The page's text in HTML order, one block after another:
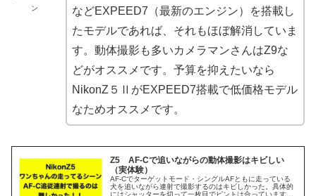
ン
などEXPEED7（最新のエンジン）を搭載し
たモデルであれば、それもほぼ解消していま
す。動体撮影も多いカメラマンさんはZ9な
どがオススメです。予算を抑えたいなら
NikonZ５ⅡがEXPEED7搭載で低価格モデル
なためオススメです。
Z5 AF-Cで追いながらの動体撮影はキビしい
（実体験）
AF-Cでターゲットモード・シングルAFともに走っている
犬を追いながら連射で撮影するのはキビしかった。具体的